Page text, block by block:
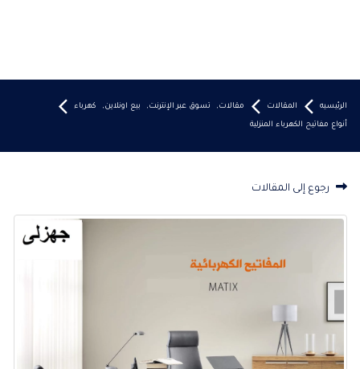
الرئيسيه المقالات مقالات, تسوق عبر الإنترنت, بيع اونلاين, كهرباء
أنواع مفاتيح الكهرباء المنزلية
رجوع إلى المقالات